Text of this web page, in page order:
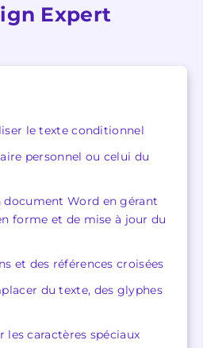
Expert
le texte conditionnel
personnel ou celui du
Word en gérant
forme et de mise à jour du
et des références croisées
du texte, des glyphes
caractères spéciaux